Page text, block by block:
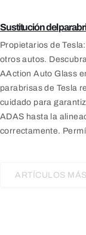
Sustitución del
Propietarios de
otros autos.
AAction Auto Glass
parabrisas de Tesla
cuidado para
ADAS hasta la
correctamente.
ARTÍCULOS